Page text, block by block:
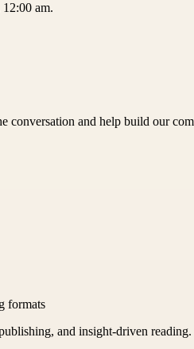
am.
conversation and help build our
formats
and insight-driven reading.